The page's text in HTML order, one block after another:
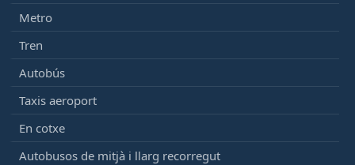
Metro
Tren
Autobús
Taxis aeroport
En cotxe
Autobusos de mitjà i llarg recorregut